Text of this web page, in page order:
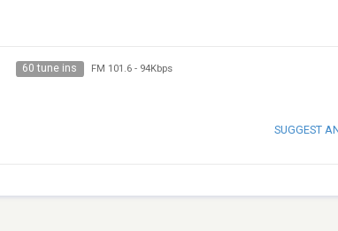
60 tune ins FM 101.6- 94Kbps
SUGGEST